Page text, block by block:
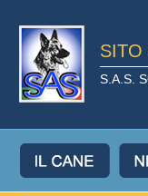
SITO
S.A.S.